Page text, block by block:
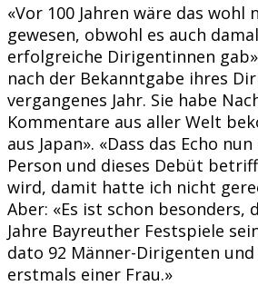
«Vor 100 Jahren wäre das wohl
gewesen, obwohl es auch
erfolgreiche Dirigentinnen
nach der Bekanntgabe ihres
vergangenes Jahr. Sie habe
Kommentare aus aller Welt
aus Japan». «Dass das Echo
Person und dieses Debüt
wird, damit hatte ich nicht
Aber: «Es ist schon besonders,
Jahre Bayreuther Festspiele
dato 92 Männer-Dirigenten
erstmals einer Frau.»